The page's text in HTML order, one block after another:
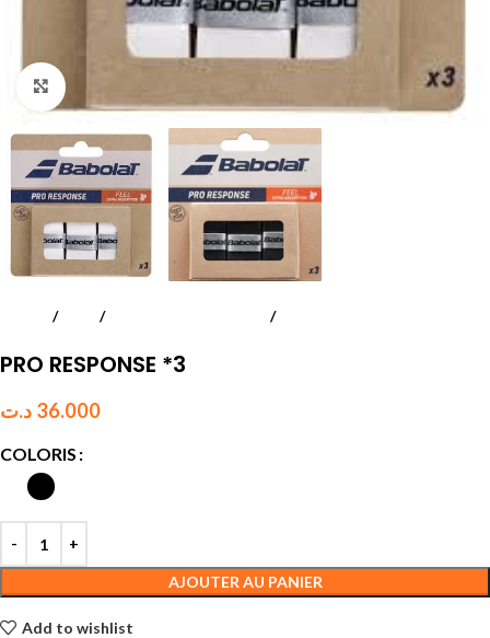
Click to enlarge
Padel Accessoires raquettes Surgrips
PRO RESPONSE *3
36.000 د.ت
COLORIS
AJOUTER AU PANIER
Add to wishlist